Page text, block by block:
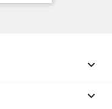

